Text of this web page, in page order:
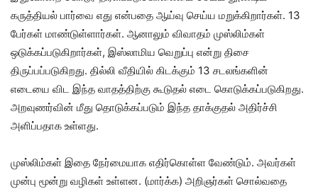
கருத்தியல் பார்வை எது என்பதை ஆய்வு செய்ய மறுக்கிறார்கள். 13
பேர்கள் மாண்டுள்ளார்கள். ஆனாலும் விவாதம் முஸ்லிம்கள்
ஒடுக்கப்படுகிறார்கள், இஸ்லாமிய வெறுப்பு என்று திசை
திருப்பப்படுகிறது. தில்லி வீதியில் கிடக்கும் 13 சடலங்களின்
எடையை விட இந்த வாதத்திற்கு கூடுதல் எடை கொடுக்கப்படுகிறது.
அறவுணர்வின் மீது தொடுக்கப்படும் இந்த தாக்குதல் அதிர்ச்சி
அளிப்பதாக உள்ளது.
முஸ்லிம்கள் இதை நேர்மையாக எதிர்கொள்ள வேண்டும். அவர்கள்
முன்பு மூன்று வழிகள் உள்ளன. (மார்க்க) அறிஞர்கள் சொல்வதை